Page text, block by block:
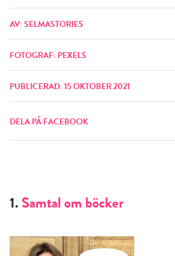
AV: SELMASTORIES
FOTOGRAF: PEXELS
PUBLICERAD: 15 OKTOBER 2021
DELA PÅ FACEBOOK
1.Samtal om böcker